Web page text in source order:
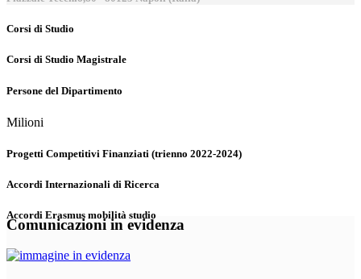
Corsi di Studio
Corsi di Studio Magistrale
Persone del Dipartimento
Milioni
Progetti Competitivi Finanziati (trienno 2022-2024)
Accordi Internazionali di Ricerca
Accordi Erasmus mobilità studio
Comunicazioni in evidenza